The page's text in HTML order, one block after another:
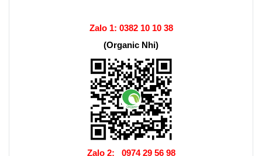
Zalo 1: 0382 10 10 38
(Organic Nhi)
Zalo 2: 0974 29 56 98